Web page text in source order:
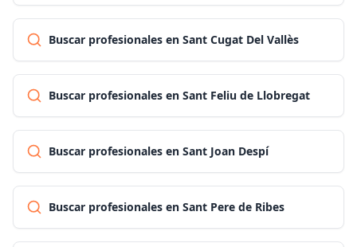
Buscar profesionales en Sant Cugat Del Vallès
Buscar profesionales en Sant Feliu de Llobregat
Buscar profesionales en Sant Joan Despí
Buscar profesionales en Sant Pere de Ribes